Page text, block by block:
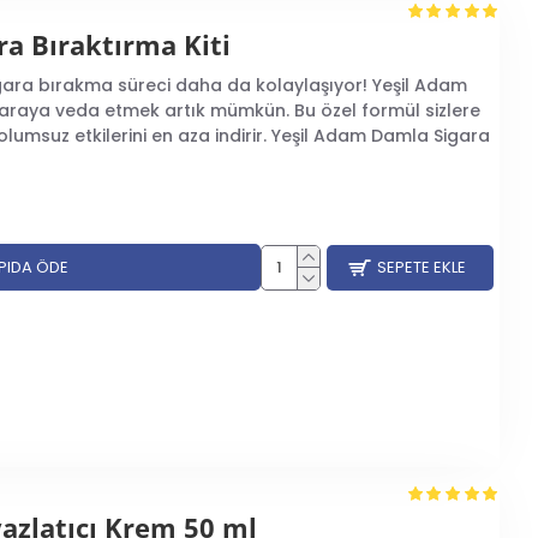
önemlidir. Her bireyin sağlık durumu farklılık gösterir
size uygun olduğunu öğrenebilirsiniz.
seçmelisiniz. Kalitesiz veya güvenilir olmayan
markaların ürünlerini tercih etmek önemlidir.
Her takviyenin kendi kullanım talimatları vardır
yapmak sağlık sorunlarına neden olabilir.Bitkisel
disiplinli kullanımdır. Takviyelerin etkisini görebilmek
kullanımının devam ettirilmesi gerekir.
Bıraktırma Kiti
bırakma süreci daha da kolaylaşıyor! Yeşil Adam
veda etmek artık mümkün. Bu özel formül sizlere
etkilerini en aza indirir. Yeşil Adam Damla Sigara
ÖDE SEPETE EKLE
Krem 50 ml